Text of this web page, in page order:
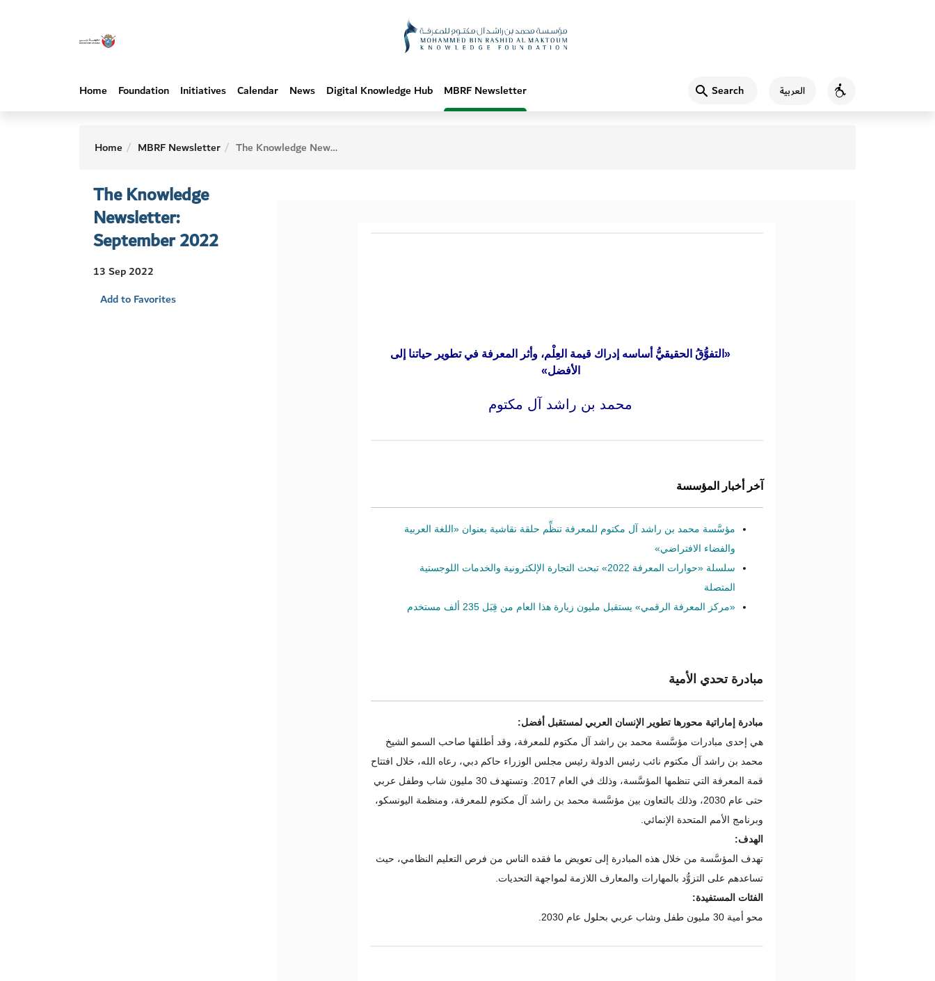
Search العربية Accessibility
Home Foundation Initiatives Calendar News Digital Knowledge Hub MBRF Newsletter
Home MBRF Newsletter The Knowledge Newsletter: September 2022
The Knowledge
Newsletter:
September 2022
13 Sep 2022
Add to Favorites
«التفوُّقُ الحقيقيُّ أساسه إدراك قيمة العِلْم، وأثر المعرفة في تطوير حياتنا إلى
الأفضل»
محمد بن راشد آل مكتوم
آخر أخبار المؤسسة
مؤسَّسة محمد بن راشد آل مكتوم للمعرفة تنظِّم حلقة نقاشية بعنوان «اللغة العربية
والفضاء الافتراضي»
سلسلة «حوارات المعرفة 2022» تبحث التجارة الإلكترونية والخدمات اللوجستية
المتصلة
«مركز المعرفة الرقمي» يستقبل مليون زيارة هذا العام من قِبَل 235 ألف مستخدم
مبادرة تحدي الأمية
مبادرة إماراتية محورها تطوير الإنسان العربي لمستقبل أفضل:
هي إحدى مبادرات مؤسَّسة محمد بن راشد آل مكتوم للمعرفة، وقد أطلقها صاحب السمو الشيخ
محمد بن راشد آل مكتوم نائب رئيس الدولة رئيس مجلس الوزراء حاكم دبي، رعاه الله، خلال افتتاح
قمة المعرفة التي تنظمها المؤسَّسة، وذلك في العام 2017. وتستهدف 30 مليون شاب وطفل عربي
حتى عام 2030، وذلك بالتعاون بين مؤسَّسة محمد بن راشد آل مكتوم للمعرفة، ومنظمة اليونسكو،
وبرنامج الأمم المتحدة الإنمائي.
الهدف:
تهدف المؤسَّسة من خلال هذه المبادرة إلى تعويض ما فقده الناس من فرص التعليم النظامي، حيث
تساعدهم على التزوُّد بالمهارات والمعارف اللازمة لمواجهة التحديات
الفئات المستفيدة:
محو أمية 30 مليون طفل وشاب عربي بحلول عام 2030.